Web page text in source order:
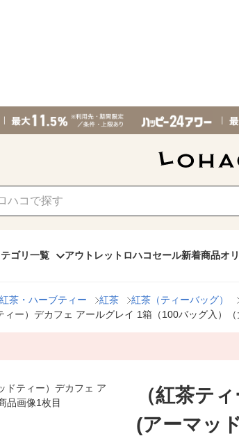
ゴリ一覧 アウトレット ロハコセール新着商品オ
紅茶・ハーブティー 紅茶
紅茶（ティーバッグ）
ー）デカフェ アールグレイ 1箱（100バッグ入）（
（紅茶テ
(アーマッ